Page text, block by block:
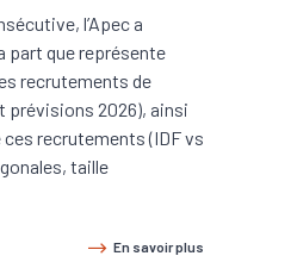
l’Apec a
part que représente
recrutements de
prévisions 2026), ainsi
recrutements (IDF vs
taille
En savoir plus